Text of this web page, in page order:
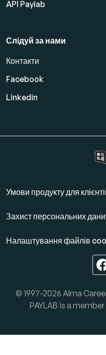
API Paylab
Слідуй за нами
Контакти
Facebook
Linkedin
Умови продукту для
Захист персональних
Налаштування файлів
© 1997-2026 Alma
PAYLAB is a